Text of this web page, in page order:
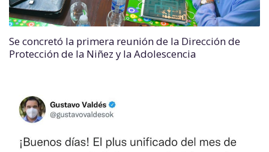
Se concretó la primera reunión de la Dirección de
Protección de la Niñez y la Adolescencia